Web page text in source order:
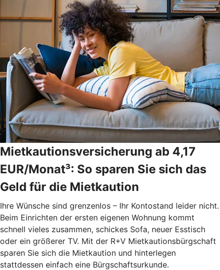
Mietkautionsversicherung ab 4,17
EUR/Monat³: So sparen Sie sich das
Geld für die Mietkaution
Ihre Wünsche sind grenzenlos – Ihr Kontostand leider nicht.
Beim Einrichten der ersten eigenen Wohnung kommt
schnell vieles zusammen, schickes Sofa, neuer Esstisch
oder ein größerer TV. Mit der R+V Mietkautionsbürgschaft
sparen Sie sich die Mietkaution und hinterlegen
stattdessen einfach eine Bürgschaftsurkunde.